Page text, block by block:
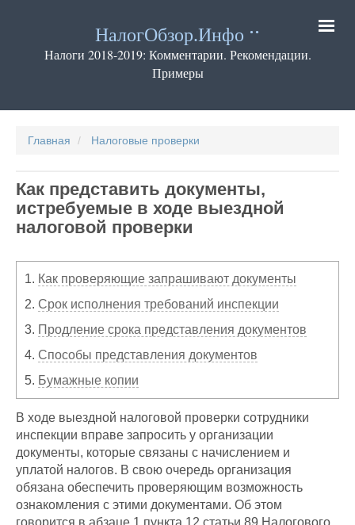
содержанию
НалогОбзор.Инфо
Налоги 2018-2019: Комментарии. Рекомендации.
Примеры
Главная Налоговые проверки
Как представить документы,
истребуемые в ходе выездной
налоговой проверки
1. Как проверяющие запрашивают документы
2. Срок исполнения требований инспекции
3. Продление срока представления документов
4. Способы представления документов
5. Бумажные копии
В ходе выездной налоговой проверки сотрудники
инспекции вправе запросить у организации
документы, которые связаны с начислением и
уплатой налогов. В свою очередь организация
обязана обеспечить проверяющим возможность
ознакомления с этими документами. Об этом